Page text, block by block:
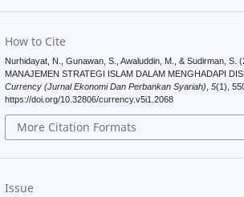
How to Cite
Nurhidayat, N., Gunawan, S., Awaluddin, M., & Sudirman, S.
MANAJEMEN STRATEGI ISLAM DALAM MENGHADAPI
Currency (Jurnal Ekonomi Dan Perbankan Syariah) ,5(1),
https://doi.org/10.32806/currency.v5i1.2068
More Citation Formats
Issue